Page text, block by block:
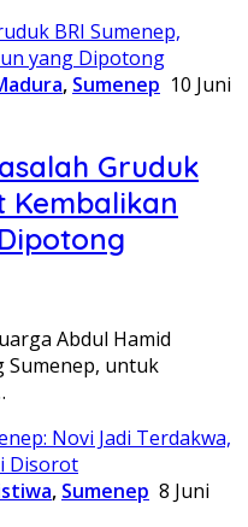
, Sumenep 10 Juni
Gruduk
Kembalikan
Abdul Hamid
Sumenep, untuk
, Sumenep 8 Juni